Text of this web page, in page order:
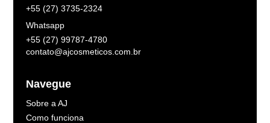
+55 (27) 3735-2324
Whatsapp
+55 (27) 99787-4780
contato@ajcosmeticos.com.br
Navegue
Sobre a AJ
Como funciona